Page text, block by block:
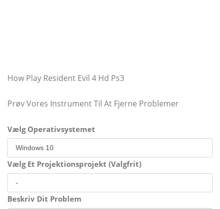
How Play Resident Evil 4 Hd Ps3
Prøv Vores Instrument Til At Fjerne Problemer
Vælg Operativsystemet
Vælg Et Projektionsprojekt (Valgfrit)
Beskriv Dit Problem